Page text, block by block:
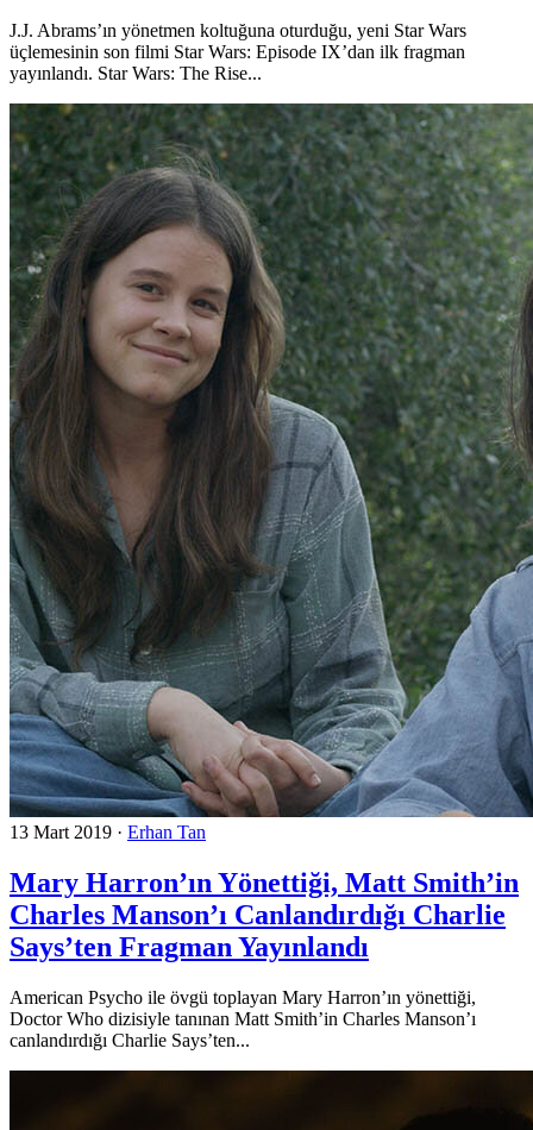
J.J. Abrams’ın yönetmen koltuğuna oturduğu, yeni Star Wars
üçlemesinin son filmi Star Wars: Episode IX’dan ilk fragman
yayınlandı. Star Wars: The Rise...
13 Mart 2019 · Erhan Tan
Mary Harron’ın Yönettiği, Matt Smith’in
Charles Manson’ı Canlandırdığı Charlie
Says’ten Fragman Yayınlandı
American Psycho ile övgü toplayan Mary Harron’ın yönettiği,
Doctor Who dizisiyle tanınan Matt Smith’in Charles Manson’ı
canlandırdığı Charlie Says’ten...